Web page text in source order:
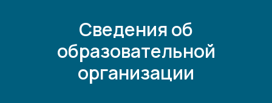
Сведения об
образовательной
организации